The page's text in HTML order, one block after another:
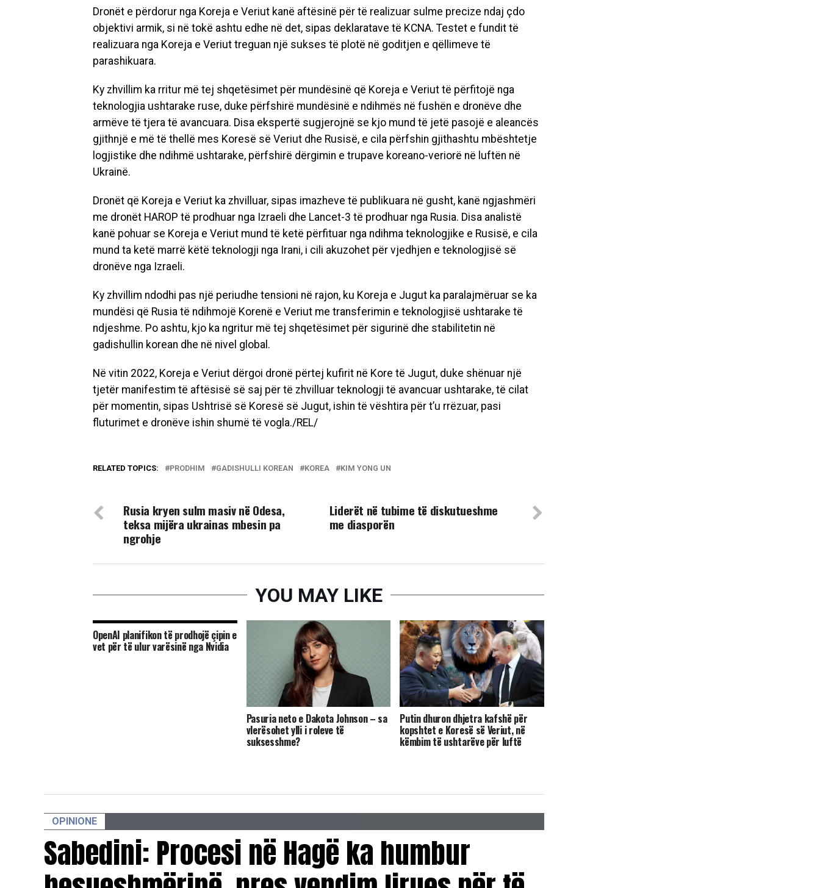
Dronët e përdorur nga Koreja e Veriut kanë aftësinë për të realizuar sulme precize ndaj çdo
objektivi armik, si në tokë ashtu edhe në det, sipas deklaratave të KCNA. Testet e fundit të
realizuara nga Koreja e Veriut treguan një sukses të plotë në goditjen e qëllimeve të
parashikuara.
Ky zhvillim ka rritur më tej shqetësimet për mundësinë që Koreja e Veriut të përfitojë nga
teknologjia ushtarake ruse, duke përfshirë mundësinë e ndihmës në fushën e dronëve dhe
armëve të tjera të avancuara. Disa ekspertë sugjerojnë se kjo mund të jetë pasojë e aleancës
gjithnjë e më të thellë mes Koresë së Veriut dhe Rusisë, e cila përfshin gjithashtu mbështetje
logjistike dhe ndihmë ushtarake, përfshirë dërgimin e trupave koreano-veriorë në luftën në
Ukrainë.
Dronët që Koreja e Veriut ka zhvilluar, sipas imazheve të publikuara në gusht, kanë ngjashmëri
me dronët HAROP të prodhuar nga Izraeli dhe Lancet-3 të prodhuar nga Rusia. Disa analistë
kanë pohuar se Koreja e Veriut mund të ketë përfituar nga ndihma teknologjike e Rusisë, e cila
mund ta ketë marrë këtë teknologji nga Irani, i cili akuzohet për vjedhjen e teknologjisë së
dronëve nga Izraeli.
Ky zhvillim ndodhi pas një periudhe tensioni në rajon, ku Koreja e Jugut ka paralajmëruar se ka
mundësi që Rusia të ndihmojë Korenë e Veriut me transferimin e teknologjisë ushtarake të
ndjeshme. Po ashtu, kjo ka ngritur më tej shqetësimet për sigurinë dhe stabilitetin në
gadishullin korean dhe në nivel global.
Në vitin 2022, Koreja e Veriut dërgoi dronë përtej kufirit në Kore të Jugut, duke shënuar një
tjetër manifestim të aftësisë së saj për të zhvilluar teknologji të avancuar ushtarake, të cilat
për momentin, sipas Ushtrisë së Koresë së Jugut, ishin të vështira për t’u rrëzuar, pasi
fluturimet e dronëve ishin shumë të vogla./REL/
RELATED TOPICS: PRODHIM GADISHULLI KOREAN KOREA KIM YONG UN
​Liderët në tubime të diskutueshme
me diasporën
Rusia kryen sulm masiv në Odesa,
teksa mijëra ukrainas mbesin pa
ngrohje
YOU MAY LIKE
OpenAI planifikon të prodhojë çipin e
vet për të ulur varësinë nga Nvidia
Pasuria neto e Dakota Johnson – sa
vlerësohet ylli i roleve të
suksesshme?
Putin dhuron dhjetra kafshë për
kopshtet e Koresë së Veriut, në
këmbim të ushtarëve për luftë
OPINIONE
Sabedini: Procesi në Hagë ka humbur